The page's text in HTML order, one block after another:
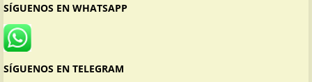
SÍGUENOS EN WHATSAPP
SÍGUENOS EN TELEGRAM